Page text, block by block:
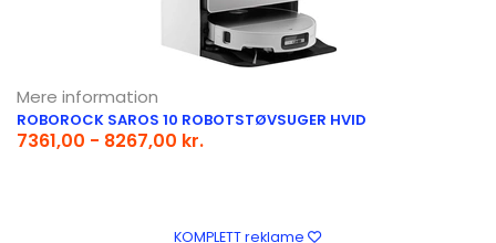
Mere information
ROBOROCK SAROS 10 ROBOTSTØVSUGER HVID
7361,00 - 8267,00 kr.
KOMPLETT reklame